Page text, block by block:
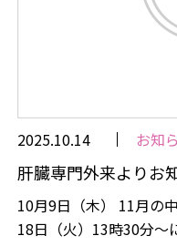
2025.10.14 お知
肝臓専門外来よりお
10月9日（木） 11月の
18日（火）13時30分～